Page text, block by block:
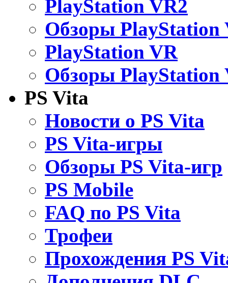
PlayStation VR2
Обзоры PlayStation
PlayStation VR
Обзоры PlayStation
PS Vita
Новости о PS Vita
PS Vita-игры
Обзоры PS Vita-игр
PS Mobile
FAQ по PS Vita
Трофеи
Прохождения PS